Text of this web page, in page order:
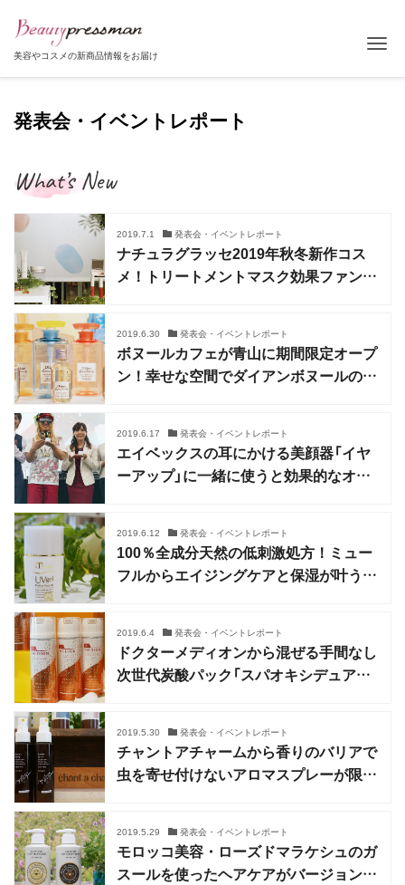
美容やコスメの新商品情報をお届け
発表会・イベントレポート
What’s New
2019.7.1 発表会・イベントレポート
ナチュラグラッセ2019年秋冬新作コス
メ！トリートメントマスク効果ファンデ
2019.6.30 発表会・イベントレポート
ボヌールカフェが青山に期間限定オープ
ン！幸せな空間でダイアンボヌールの世
2019.6.17 発表会・イベントレポート
エイベックスの耳にかける美顔器「イヤ
ーアップ」に一緒に使うと効果的なオー
2019.6.12 発表会・イベントレポート
100％全成分天然の低刺激処方！ミュー
フルからエイジングケアと保湿が叶う日
2019.6.4 発表会・イベントレポート
ドクターメディオンから混ぜる手間なし
次世代炭酸パック「スパオキシデュアル
2019.5.30 発表会・イベントレポート
チャントアチャームから香りのバリアで
虫を寄せ付けないアロマスプレーが限定
2019.5.29 発表会・イベントレポート
モロッコ美容・ローズドマラケシュのガ
スールを使ったヘアケアがバージョンア